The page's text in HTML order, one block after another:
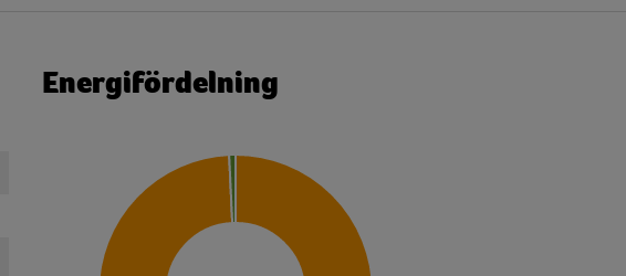
Energifördelning